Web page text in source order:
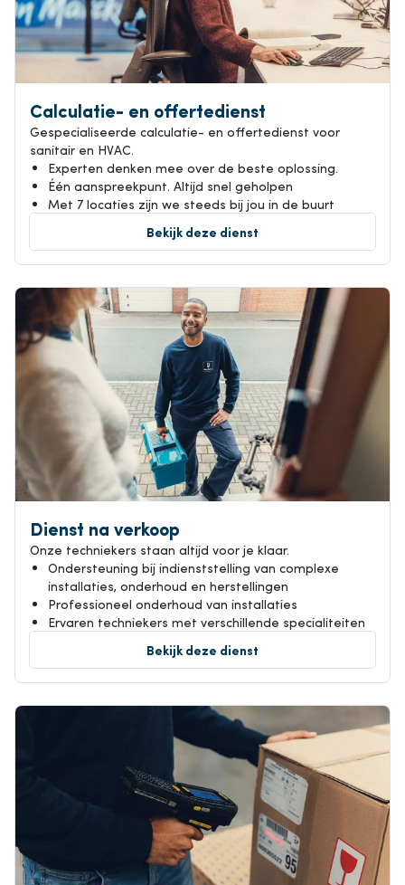
Calculatie- en offertedienst
Gespecialiseerde calculatie- en offertedienst voor
sanitair en HVAC.
Experten denken mee over de beste oplossing.
Één aanspreekpunt. Altijd snel geholpen
Met 7 locaties zijn we steeds bij jou in de buurt
Bekijk deze dienst
Dienst na verkoop
Onze techniekers staan altijd voor je klaar.
Ondersteuning bij indienststelling van complexe
installaties, onderhoud en herstellingen
Professioneel onderhoud van installaties
Ervaren techniekers met verschillende specialiteiten
Bekijk deze dienst